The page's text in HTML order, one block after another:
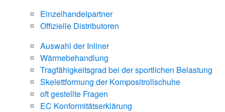
Einzelhandelpartner
Offizielle Distributoren
Auswahl der Inliner
Wärmebehandlung
Tragfähigkeitsgrad bei der sportlichen Belastung
Skelettformung der Kompositrollschuhe
oft gestellte Fragen
EC Konformitätserklärung